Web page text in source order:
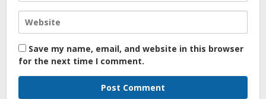
Save my name, email, and website in this browser
for the next time I comment.